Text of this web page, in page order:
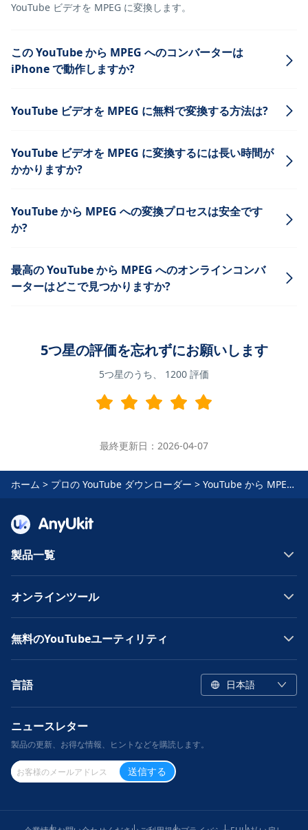
YouTube ビデオを MPEG に変換します。
この YouTube から MPEG へのコンバーターは
iPhone で動作しますか?
YouTube ビデオを MPEG に無料で変換する方法は?
YouTube ビデオを MPEG に変換するには長い時間が
かかりますか?
YouTube から MPEG への変換プロセスは安全です
か?
最高の YouTube から MPEG へのオンラインコンバ
ーターはどこで見つかりますか?
5つ星の評価を忘れずにお願いします
5つ星のうち、 1200 評価
最終更新日：2026-04-07
ホーム > プロの YouTube ダウンローダー > YouTube から MPEG へ
製品一覧
オンラインツール
無料のYouTubeユーティリティ
言語 日本語
ニュースレター
製品の更新、お得な情報、ヒントなどを購読します。
送信する